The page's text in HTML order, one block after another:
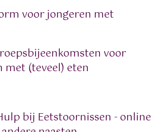
voor jongeren met
voor
(teveel) eten
bij Eetstoornissen - online